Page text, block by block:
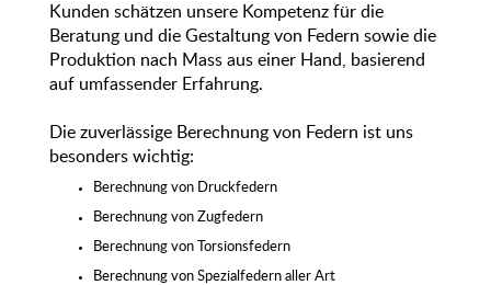
Kunden schätzen unsere Kompetenz für die
Beratung und die Gestaltung von Federn sowie die
Produktion nach Mass aus einer Hand, basierend
auf umfassender Erfahrung.
Die zuverlässige Berechnung von Federn ist uns
besonders wichtig:
Berechnung von Druckfedern
Berechnung von Zugfedern
Berechnung von Torsionsfedern
Berechnung von Spezialfedern aller Art